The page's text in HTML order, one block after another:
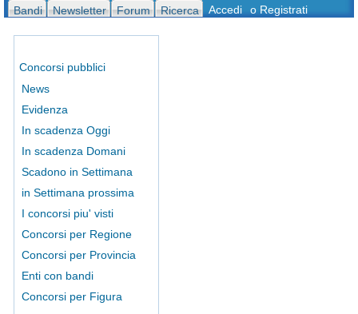
Bandi Newsletter Forum Ricerca Accedi o Registrati
Concorsi pubblici
News
Evidenza
In scadenza Oggi
In scadenza Domani
Scadono in Settimana
in Settimana prossima
I concorsi piu' visti
Concorsi per Regione
Concorsi per Provincia
Enti con bandi
Concorsi per Figura